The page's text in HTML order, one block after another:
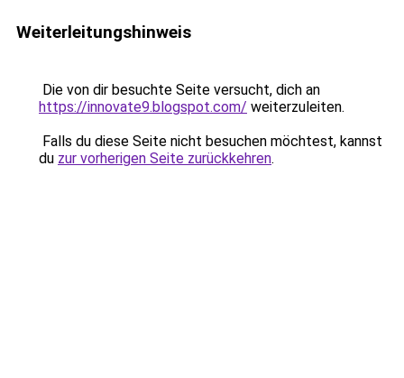
Weiterleitungshinweis
Die von dir besuchte Seite versucht, dich an
https://innovate9.blogspot.com/ weiterzuleiten.
Falls du diese Seite nicht besuchen möchtest, kannst
du zur vorherigen Seite zurückkehren.